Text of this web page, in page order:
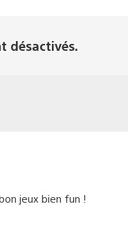
désactivés.
jeux bien fun !